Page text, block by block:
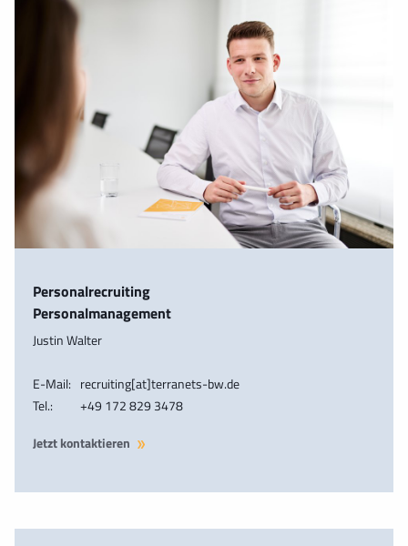
Personalrecruiting
Personalmanagement
Justin Walter
E-Mail: recruiting[at]terranets-bw.de
Tel.:
+49 172 829 3478
Jetzt kontaktieren